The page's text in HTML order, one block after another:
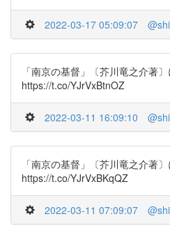
2022-03-17 05:09:07
「南京の基督」〔芥川竜之介著
https://t.co/YJrVxBtnOZ
2022-03-11 16:09:10
「南京の基督」〔芥川竜之介著
https://t.co/YJrVxBKqQZ
2022-03-11 07:09:07